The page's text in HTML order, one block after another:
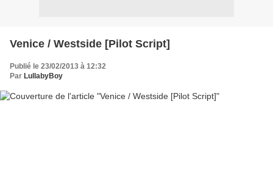
Venice / Westside [Pilot Script]
Publié le 23/02/2013 à 12:32
Par LullabyBoy